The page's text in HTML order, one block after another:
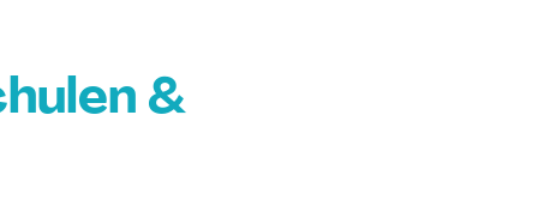
&